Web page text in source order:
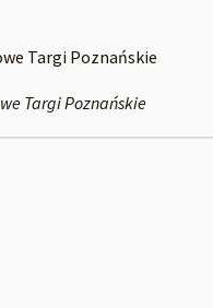
Targi Poznańskie
Targi Poznańskie